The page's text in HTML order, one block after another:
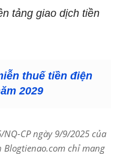
tảng giao dịch tiền
thuế tiền điện
2029
CP ngày 9/9/2025 của
chỉ mang